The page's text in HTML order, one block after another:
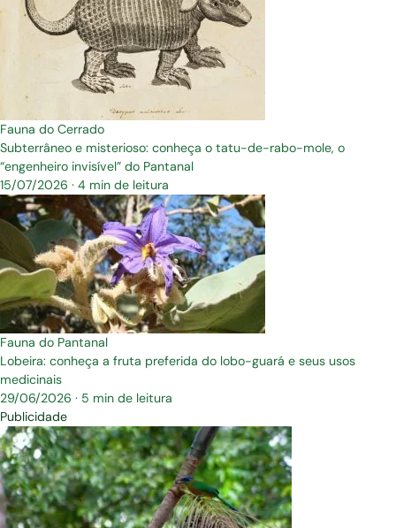
Fauna do Cerrado
Subterrâneo e misterioso: conheça o tatu-de-rabo-mole, o
“engenheiro invisível” do Pantanal
15/07/2026 · 4 min de leitura
Fauna do Pantanal
Lobeira: conheça a fruta preferida do lobo-guará e seus usos
medicinais
29/06/2026 · 5 min de leitura
Publicidade